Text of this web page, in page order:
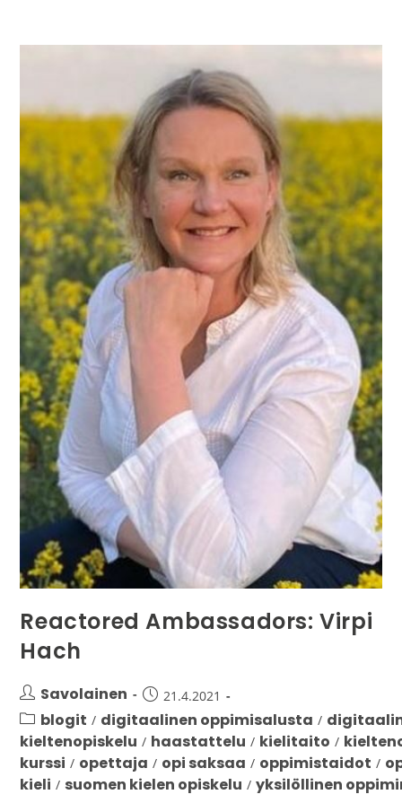
Reactored Ambassadors: Virpi
Hach
Savolainen 21.4.2021
blogit / digitaalinen oppimisalusta /
kieltenopiskelu / haastattelu / kielitaito /
kurssi / opettaja / opi saksaa / oppimistaidot /
kieli / suomen kielen opiskelu / yksilöllinen